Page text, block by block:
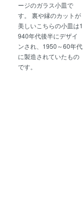
ージのガラス小皿で
す。 裏や縁のカットが
美しいこちらの小皿は1
940年代後半にデザイ
ンされ、1950～60年代
に製造されていたもの
です。